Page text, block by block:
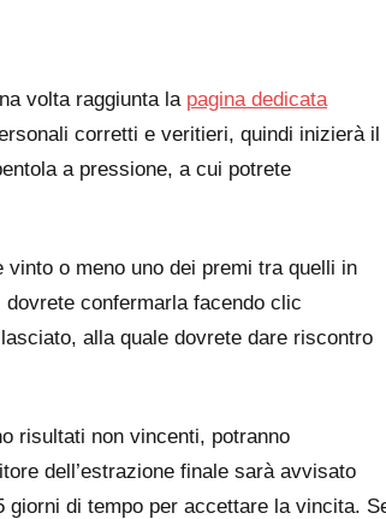
volta raggiunta la pagina dedicata
corretti e veritieri, quindi inizierà il
a pressione, a cui potrete
o meno uno dei premi tra quelli in
confermarla facendo clic
alla quale dovrete dare riscontro
risultati non vincenti, potranno
dell’estrazione finale sarà avvisato
di tempo per accettare la vincita.